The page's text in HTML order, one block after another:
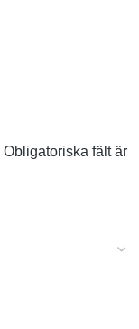
Obligatoriska fält är